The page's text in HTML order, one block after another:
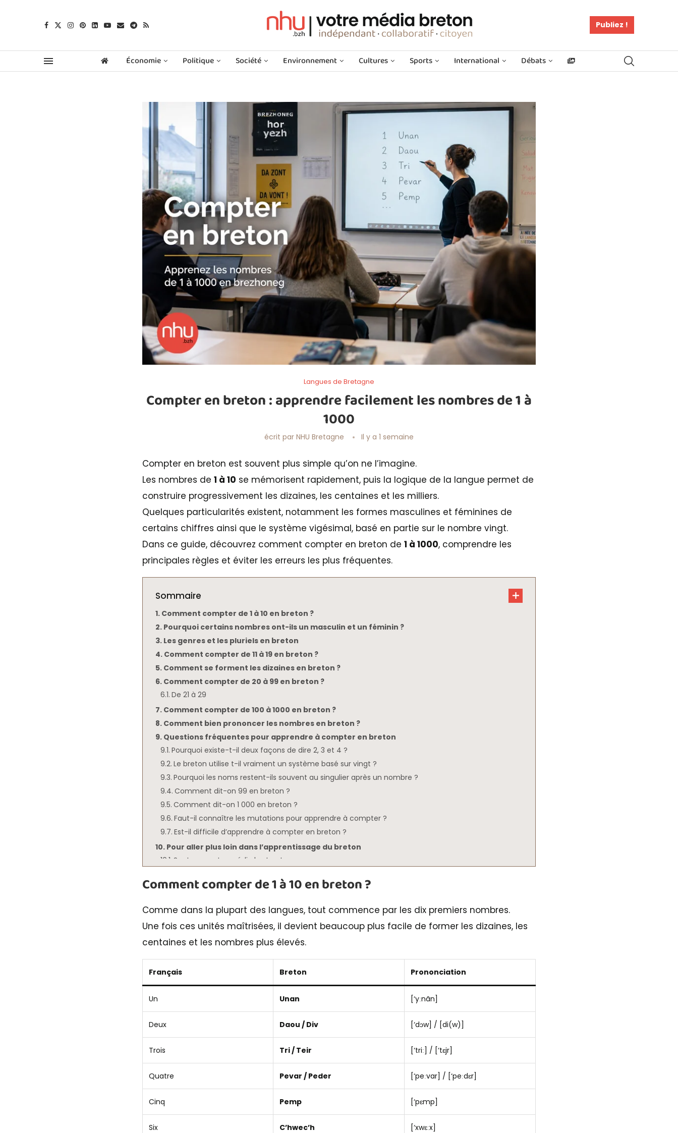
Publiez !
Économie Politique Société Environnement Cultures Sports International Débats
Langues de Bretagne
Compter en breton : apprendre facilement les nombres de 1 à
1000
écrit par NHU Bretagne Il y a 1 semaine
Compter en breton est souvent plus simple qu’on ne l’imagine.
Les nombres de 1 à 10 se mémorisent rapidement, puis la logique de la langue permet de
construire progressivement les dizaines, les centaines et les milliers.
Quelques particularités existent, notamment les formes masculines et féminines de
certains chiffres ainsi que le système vigésimal, basé en partie sur le nombre vingt.
Dans ce guide, découvrez comment compter en breton de 1 à 1000, comprendre les
principales règles et éviter les erreurs les plus fréquentes.
Sommaire
Comment compter de 1 à 10 en breton ?
Pourquoi certains nombres ont-ils un masculin et un féminin ?
Les genres et les pluriels en breton
Comment compter de 11 à 19 en breton ?
Comment se forment les dizaines en breton ?
Comment compter de 20 à 99 en breton ?
De 21 à 29
Comment compter de 100 à 1000 en breton ?
Comment bien prononcer les nombres en breton ?
Questions fréquentes pour apprendre à compter en breton
Pourquoi existe-t-il deux façons de dire 2, 3 et 4 ?
Le breton utilise t-il vraiment un système basé sur vingt ?
Pourquoi les noms restent-ils souvent au singulier après un nombre ?
Comment dit-on 99 en breton ?
Comment dit-on 1 000 en breton ?
Faut-il connaître les mutations pour apprendre à compter ?
Est-il difficile d’apprendre à compter en breton ?
Pour aller plus loin dans l’apprentissage du breton
Soutenez votre média breton !
Comment compter de 1 à 10 en breton ?
Comme dans la plupart des langues, tout commence par les dix premiers nombres.
Une fois ces unités maîtrisées, il devient beaucoup plus facile de former les dizaines, les
centaines et les nombres plus élevés.
Français Breton Prononciation
Un Unan [‘yːnãn]
Deux Daou / Div [‘dɔw] / [di(w)]
Trois Tri / Teir [‘triː] / [‘tɛjr]
Quatre Pevar / Peder [‘peːvar] / [‘peːdɛr]
Cinq Pemp [‘pɛmp]
Six C’hwec’h [‘xwɛːx]